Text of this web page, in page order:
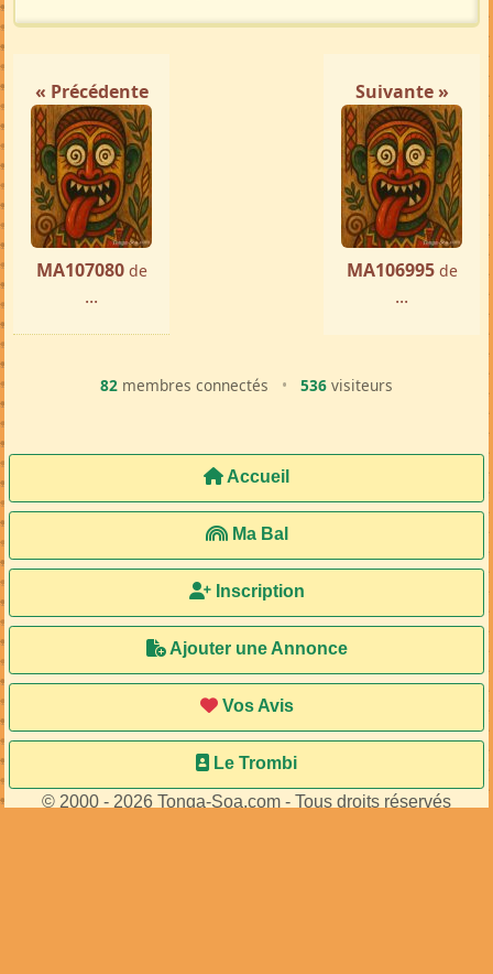
« Précédente
MA107080 de
...
Suivante »
MA106995 de
...
82 membres connectés • 536 visiteurs
Accueil
Ma Bal
Inscription
Ajouter une Annonce
Vos Avis
Le Trombi
© 2000 - 2026 Tonga-Soa.com - Tous droits réservés